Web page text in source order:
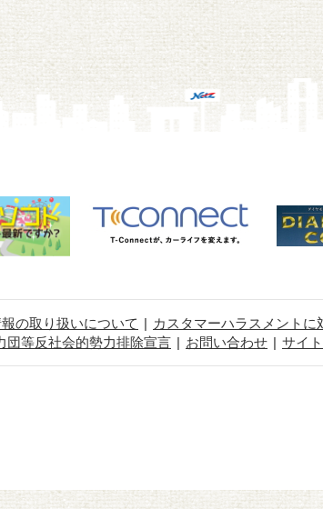
の取り扱いについて カスタマーハラスメントに
団等反社会的勢力排除宣言
お問い合わせ サイ